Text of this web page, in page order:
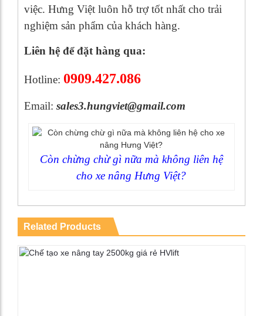
việc. Hưng Việt luôn hỗ trợ tốt nhất cho trải
nghiệm sản phẩm của khách hàng.
Liên hệ để đặt hàng qua:
Hotline: 0909.427.086
Email: sales3.hungviet@gmail.com
Còn chừng chừ gì nữa mà không liên hệ
cho xe nâng Hưng Việt?
Related Products